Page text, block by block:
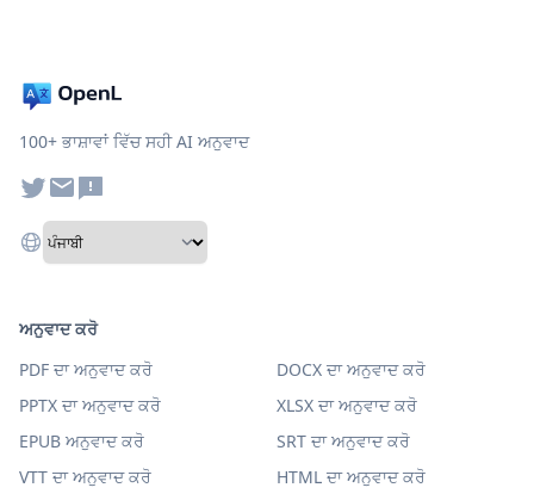
100+ ਭਾਸ਼ਾਵਾਂ ਵਿੱਚ ਸਹੀ AI ਅਨੁਵਾਦ
ਅਨੁਵਾਦ ਕਰੋ
PDF ਦਾ ਅਨੁਵਾਦ ਕਰੋ
DOCX ਦਾ ਅਨੁਵਾਦ ਕਰੋ
PPTX ਦਾ ਅਨੁਵਾਦ ਕਰੋ
XLSX ਦਾ ਅਨੁਵਾਦ ਕਰੋ
EPUB ਅਨੁਵਾਦ ਕਰੋ
SRT ਦਾ ਅਨੁਵਾਦ ਕਰੋ
VTT ਦਾ ਅਨੁਵਾਦ ਕਰੋ
HTML ਦਾ ਅਨੁਵਾਦ ਕਰੋ